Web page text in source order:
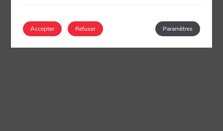
Accepter Paramètres
Refuser